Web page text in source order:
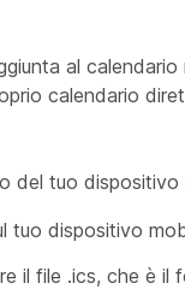
al
calendario
del tuo
tuo dispositivo
il file .ics, che è